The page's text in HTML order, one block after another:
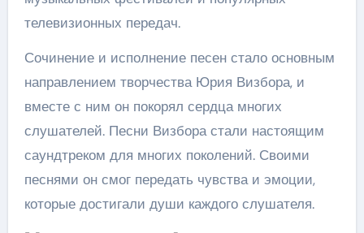
телевизионных передач.
Сочинение и исполнение песен стало основным
направлением творчества Юрия Визбора, и
вместе с ним он покорял сердца многих
слушателей. Песни Визбора стали настоящим
саундтреком для многих поколений. Своими
песнями он смог передать чувства и эмоции,
которые достигали души каждого слушателя.